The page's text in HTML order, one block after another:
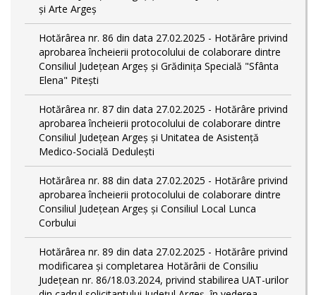
și Arte Argeș
Hotărârea nr. 86 din data 27.02.2025 - Hotărâre privind
aprobarea încheierii protocolului de colaborare dintre
Consiliul Județean Argeș și Grădinița Specială "Sfânta
Elena" Pitești
Hotărârea nr. 87 din data 27.02.2025 - Hotărâre privind
aprobarea încheierii protocolului de colaborare dintre
Consiliul Județean Argeș și Unitatea de Asistență
Medico-Socială Dedulești
Hotărârea nr. 88 din data 27.02.2025 - Hotărâre privind
aprobarea încheierii protocolului de colaborare dintre
Consiliul Județean Argeș și Consiliul Local Lunca
Corbului
Hotărârea nr. 89 din data 27.02.2025 - Hotărâre privind
modificarea și completarea Hotărârii de Consiliu
Județean nr. 86/18.03.2024, privind stabilirea UAT-urilor